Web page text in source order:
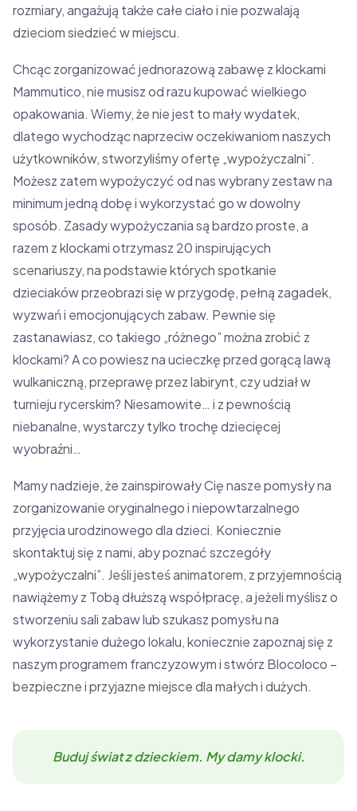
rozmiary, angażują także całe ciało i nie pozwalają
dzieciom siedzieć w miejscu.
Chcąc zorganizować jednorazową zabawę z klockami
Mammutico, nie musisz od razu kupować wielkiego
opakowania. Wiemy, że nie jest to mały wydatek,
dlatego wychodząc naprzeciw oczekiwaniom naszych
użytkowników, stworzyliśmy ofertę „wypożyczalni”.
Możesz zatem wypożyczyć od nas wybrany zestaw na
minimum jedną dobę i wykorzystać go w dowolny
sposób. Zasady wypożyczania są bardzo proste, a
razem z klockami otrzymasz 20 inspirujących
scenariuszy, na podstawie których spotkanie
dzieciaków przeobrazi się w przygodę, pełną zagadek,
wyzwań i emocjonujących zabaw. Pewnie się
zastanawiasz, co takiego „różnego” można zrobić z
klockami? A co powiesz na ucieczkę przed gorącą lawą
wulkaniczną, przeprawę przez labirynt, czy udział w
turnieju rycerskim? Niesamowite… i z pewnością
niebanalne, wystarczy tylko trochę dziecięcej
wyobraźni…
Mamy nadzieje, że zainspirowały Cię nasze pomysły na
zorganizowanie oryginalnego i niepowtarzalnego
przyjęcia urodzinowego dla dzieci. Koniecznie
skontaktuj się z nami, aby poznać szczegóły
„wypożyczalni”. Jeśli jesteś animatorem, z przyjemnością
nawiążemy z Tobą dłuższą współpracę, a jeżeli myślisz o
stworzeniu sali zabaw lub szukasz pomysłu na
wykorzystanie dużego lokalu, koniecznie zapoznaj się z
naszym programem franczyzowym i stwórz Blocoloco –
bezpieczne i przyjazne miejsce dla małych i dużych.
Buduj świat z dzieckiem. My damy klocki.